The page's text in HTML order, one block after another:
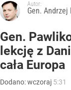
Autor:
Gen. Andrzej
Gen.
lekcję z
cała Europa
Dodano:wczoraj 5:31